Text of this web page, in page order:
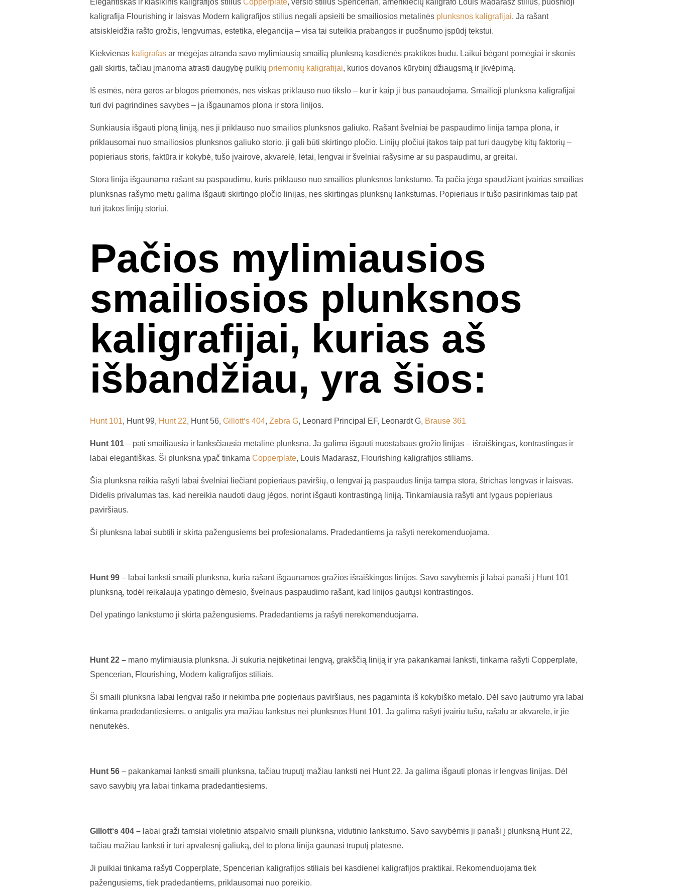
Elegantiškas ir klasikinis kaligrafijos stilius Copperplate, verslo stilius Spencerian, amerikiečių kaligrafo Louis Madarasz stilius, puošnioji
kaligrafija Flourishing ir laisvas Modern kaligrafijos stilius negali apsieiti be smailiosios metalinės plunksnos kaligrafijai. Ja rašant
atsiskleidžia rašto grožis, lengvumas, estetika, elegancija – visa tai suteikia prabangos ir puošnumo įspūdį tekstui.
Kiekvienas kaligrafasar mėgėjas atranda savo mylimiausią smailią plunksną kasdienės praktikos būdu. Laikui bėgant pomėgiai ir skonis
gali skirtis, tačiau įmanoma atrasti daugybę puikių priemonių kaligrafijai, kurios dovanos kūrybinį džiaugsmą ir įkvėpimą.
Iš esmės, nėra geros ar blogos priemonės, nes viskas priklauso nuo tikslo – kur ir kaip ji bus panaudojama. Smailioji plunksna kaligrafijai
turi dvi pagrindines savybes – ja išgaunamos plona ir stora linijos.
Sunkiausia išgauti ploną liniją, nes ji priklauso nuo smailios plunksnos galiuko. Rašant švelniai be paspaudimo linija tampa plona, ir
priklausomai nuo smailiosios plunksnos galiuko storio, ji gali būti skirtingo pločio. Linijų pločiui įtakos taip pat turi daugybę kitų faktorių –
popieriaus storis, faktūra ir kokybė, tušo įvairovė, akvarelė, lėtai, lengvai ir švelniai rašysime ar su paspaudimu, ar greitai.
Stora linija išgaunama rašant su paspaudimu, kuris priklauso nuo smailios plunksnos lankstumo. Ta pačia jėga spaudžiant įvairias smailias
plunksnas rašymo metu galima išgauti skirtingo pločio linijas, nes skirtingas plunksnų lankstumas. Popieriaus ir tušo pasirinkimas taip pat
turi įtakos linijų storiui.
Pačios mylimiausios
smailiosios plunksnos
kaligrafijai, kurias aš
išbandžiau, yra šios:
Hunt 101, Hunt 99, Hunt 22, Hunt 56, Gillott‘s 404, Zebra G, Leonard Principal EF, Leonardt G, Brause 361
Hunt 101– pati smailiausia ir lanksčiausia metalinė plunksna. Ja galima išgauti nuostabaus grožio linijas – išraiškingas, kontrastingas ir
labai elegantiškas. Ši plunksna ypač tinkama Copperplate, Louis Madarasz, Flourishing kaligrafijos stiliams.
Šia plunksna reikia rašyti labai švelniai liečiant popieriaus paviršių, o lengvai ją paspaudus linija tampa stora, štrichas lengvas ir laisvas.
Didelis privalumas tas, kad nereikia naudoti daug jėgos, norint išgauti kontrastingą liniją. Tinkamiausia rašyti ant lygaus popieriaus
paviršiaus.
Ši plunksna labai subtili ir skirta pažengusiems bei profesionalams. Pradedantiems ja rašyti nerekomenduojama.
Hunt 99– labai lanksti smaili plunksna, kuria rašant išgaunamos gražios išraiškingos linijos. Savo savybėmis ji labai panaši į Hunt 101
plunksną, todėl reikalauja ypatingo dėmesio, švelnaus paspaudimo rašant, kad linijos gautųsi kontrastingos.
Dėl ypatingo lankstumo ji skirta pažengusiems. Pradedantiems ja rašyti nerekomenduojama. ⠀
Hunt 22 – mano mylimiausia plunksna. Ji sukuria neįtikėtinai lengvą, grakščią liniją ir yra pakankamai lanksti, tinkama rašyti Copperplate,
Spencerian, Flourishing, Modern kaligrafijos stiliais.
Ši smaili plunksna labai lengvai rašo ir nekimba prie popieriaus paviršiaus, nes pagaminta iš kokybiško metalo. Dėl savo jautrumo yra labai
tinkama pradedantiesiems, o antgalis yra mažiau lankstus nei plunksnos Hunt 101. Ja galima rašyti įvairiu tušu, rašalu ar akvarele, ir jie
nenutekės.
Hunt 56 – pakankamai lanksti smaili plunksna, tačiau truputį mažiau lanksti nei Hunt 22. Ja galima išgauti plonas ir lengvas linijas. Dėl
savo savybių yra labai tinkama pradedantiesiems.
Gillott‘s 404 – labai graži tamsiai violetinio atspalvio smaili plunksna, vidutinio lankstumo. Savo savybėmis ji panaši į plunksną Hunt 22,
tačiau mažiau lanksti ir turi apvalesnį galiuką, dėl to plona linija gaunasi truputį platesnė.
Ji puikiai tinkama rašyti Copperplate, Spencerian kaligrafijos stiliais bei kasdienei kaligrafijos praktikai. Rekomenduojama tiek
pažengusiems, tiek pradedantiems, priklausomai nuo poreikio.